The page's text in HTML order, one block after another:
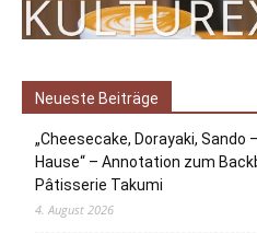
Neueste Beiträge
„Cheesecake, Dorayaki,
Hause“ – Annotation zum
Pâtisserie Takumi
4. August 2026